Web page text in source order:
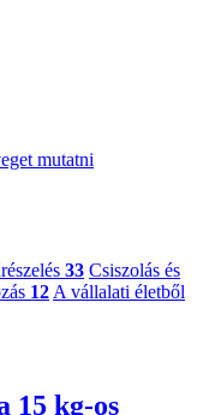
mutatni
33 Csiszolás és
12 A vállalati életből
15 kg-os